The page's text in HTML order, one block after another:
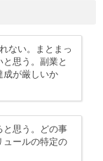
ない。まとまっ
思う。副業と
成が厳しいか
と思う。どの事
ュールの特定の